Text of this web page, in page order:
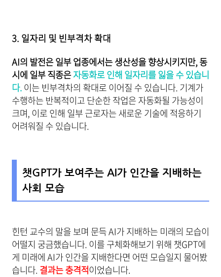
3. 일자리 및 빈부격차 확대
AI의 발전은 일부 업종에서는 생산성을 향상시키지만, 동
시에 일부 직종은자동화로 인해 일자리를 잃을 수 있습니
다.이는 빈부격차의 확대로 이어질 수 있습니다. 기계가
수행하는 반복적이고 단순한 작업은 자동화될 가능성이
크며, 이로 인해 일부 근로자는 새로운 기술에 적응하기
어려워질 수 있습니다.
챗GPT가 보여주는 AI가 인간을 지배하는
사회 모습
힌턴 교수의 말을 보며 문득 AI가 지배하는 미래의 모습이
어떨지 궁금했습니다. 이를 구체화해보기 위해 챗GPT에
게 미래에 AI가 인간을 지배한다면 어떤 모습일지 물어봤
습니다. 결과는 충격적이었습니다.